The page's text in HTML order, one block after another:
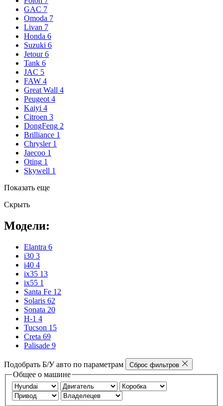
GAC 7
Omoda 7
Livan 7
Honda 6
Suzuki 6
Jetour 6
Tank 6
JAC 5
FAW 4
Great Wall 4
Peugeot 4
Kaiyi 4
Citroen 3
DongFeng 2
Brilliance 1
Chrysler 1
Jaecoo 1
Oting 1
Skywell 1
Показать еще
Скрыть
Модели:
Elantra 6
i30 3
i40 4
ix35 13
ix55 1
Santa Fe 12
Solaris 62
Sonata 20
H-1 4
Tucson 15
Creta 69
Palisade 9
Подобрать Б/У авто по параметрам Сброс фильтров
Общее о машине